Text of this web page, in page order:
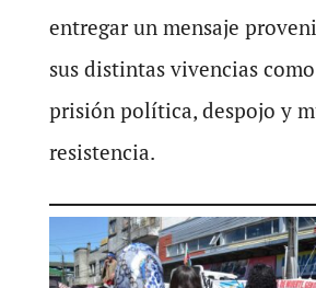
entregar un mensaje
sus distintas vivencias
prisión política, despojo y
resistencia.